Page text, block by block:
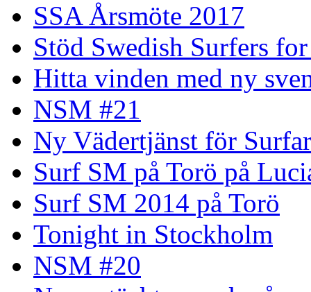
SSA Årsmöte 2017
Stöd Swedish Surfers
Hitta vinden med ny
NSM #21
Ny Vädertjänst för
Surf SM på Torö på
Surf SM 2014 på Torö
Tonight in Stockholm
NSM #20